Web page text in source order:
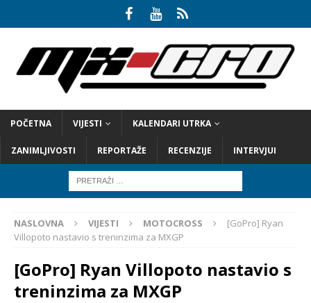
POČETNA VIJESTI KALENDARI UTRKA
ZANIMLJIVOSTI REPORTAŽE RECENZIJE INTERVJUI
NASLOVNA VIJESTI MOTOCROSS
[GoPro] Ryan
Villopoto nastavio s treninzima za MXGP
[GoPro] Ryan Villopoto nastavio s
treninzima za MXGP